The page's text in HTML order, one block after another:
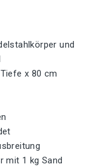
und
x 80 cm
mit 1 kg Sand